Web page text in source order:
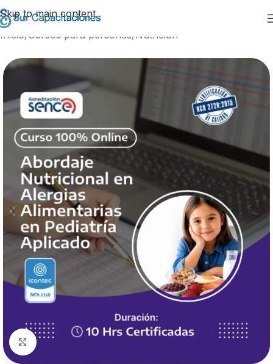
Skip to main content
Inicio/ Cursos para personas/ Nutrición
Click to enlarge